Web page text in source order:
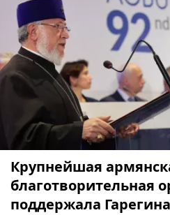
Крупнейшая
благотворительная
поддержала